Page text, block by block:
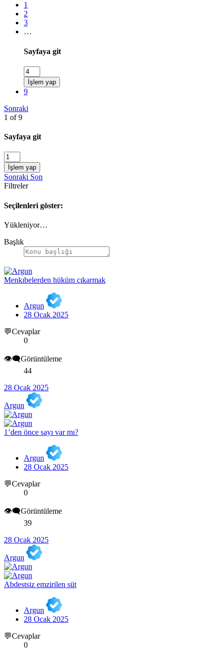
1
2
3
…
Sayfaya git
İşlem yap
9
Sonraki
1 of 9
Sayfaya git
İşlem yap
Sonraki Son
Filtreler
Seçilenleri göster:
Yükleniyor…
Başlık
Menkıbelerden hüküm çıkarmak
Argun
28 Ocak 2025
💬Cevaplar
0
👁️‍🗨️Görüntüleme
44
28 Ocak 2025
Argun
1’den önce sayı var mı?
Argun
28 Ocak 2025
💬Cevaplar
0
👁️‍🗨️Görüntüleme
39
28 Ocak 2025
Argun
Abdestsiz emzirilen süt
Argun
28 Ocak 2025
💬Cevaplar
0